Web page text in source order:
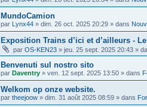
MundoCamion
par Lynx44 » dim. 26 oct. 2025 20:29 » dans
Exposition Trains d’ici et d’ailleurs -
par OS-KEN23 » jeu. 25 sept. 2025 20:43 »
Benvenuti sul nostro sito
par Daventry » ven. 12 sept. 2025 13:50 » dans
Welkom op onze website.
par theejoow » dim. 31 août 2025 08:59 » dans